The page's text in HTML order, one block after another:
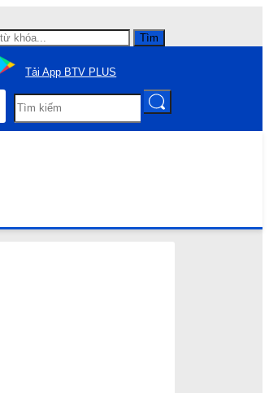
Tìm
Tải App BTV PLUS